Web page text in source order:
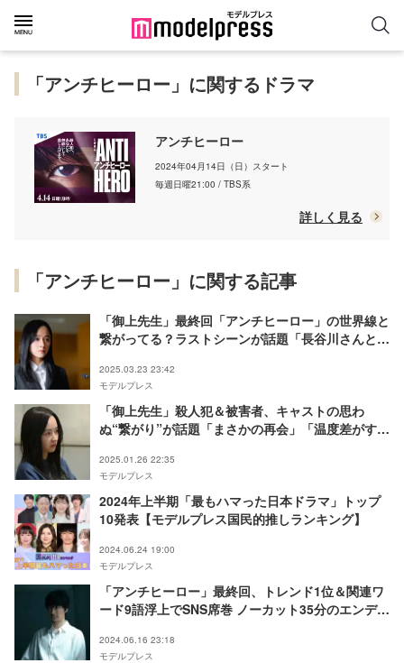
「アンチヒーロー」に関するドラマ
アンチヒーロー
2024年04月14日（日）スタート
毎週日曜21:00 / TBS系
詳しく見る
「アンチヒーロー」に関する記事
「御上先生」最終回「アンチヒーロー」の世界線と
繋がってる？ラストシーンが話題「長谷川さんと匠
2025.03.23 23:42
モデルプレス
「御上先生」殺人犯＆被害者、キャストの思わ
ぬ“繋がり”が話題「まさかの再会」「温度差がすご
2025.01.26 22:35
モデルプレス
2024年上半期「最もハマった日本ドラマ」トップ
10発表【モデルプレス国民的推しランキング】
2024.06.24 19:00
モデルプレス
「アンチヒーロー」最終回、トレンド1位＆関連ワ
ード9語浮上でSNS席巻 ノーカット35分のエンディ
2024.06.16 23:18
モデルプレス